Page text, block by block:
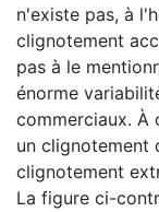
n'existe pas, à
clignotement
pas à le
énorme
commerciaux. À
un clignotement
clignotement
La figure ci-